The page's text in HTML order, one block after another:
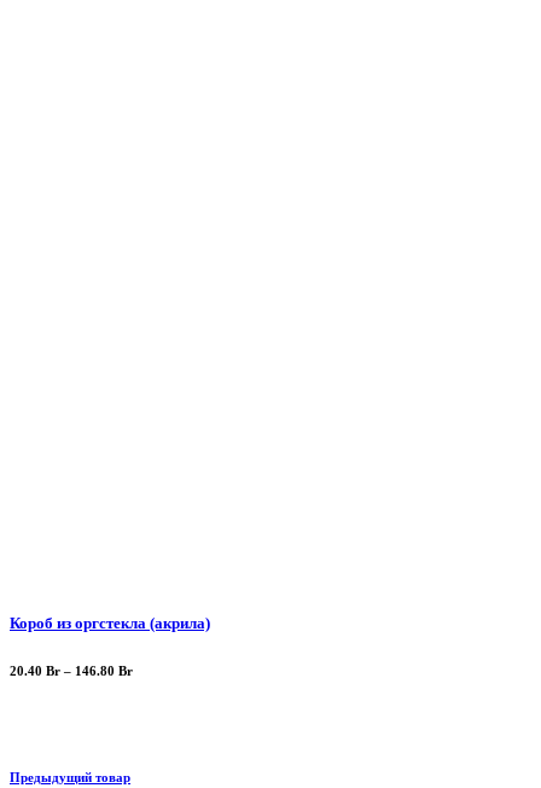
Короб из оргстекла (акрила)
20.40 Br – 146.80 Br
Предыдущий товар